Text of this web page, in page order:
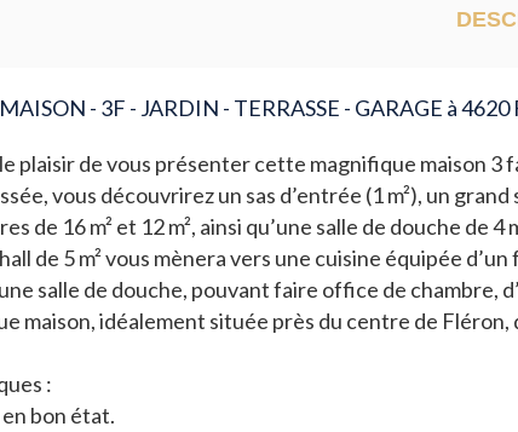
MAISON - 3F - JARDIN - TERRASSE - GARAGE à 4620
plaisir de vous présenter cette magnifique maison 3
vous découvrirez un sas d’entrée (1 m²), un
de 16 m² et 12 m², ainsi qu’une salle de douche de 4
de 5 m² vous mènera vers une cuisine équipée
salle de douche, pouvant faire office de chambre,
maison, idéalement située près du centre de Fléron,
:
bon état.